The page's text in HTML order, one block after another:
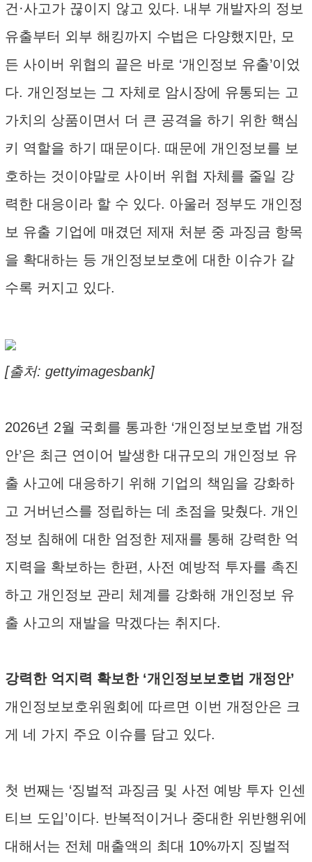
건·사고가 끊이지 않고 있다. 내부 개발자의 정보
유출부터 외부 해킹까지 수법은 다양했지만, 모
든 사이버 위협의 끝은 바로 ‘개인정보 유출’이었
다. 개인정보는 그 자체로 암시장에 유통되는 고
가치의 상품이면서 더 큰 공격을 하기 위한 핵심
키 역할을 하기 때문이다. 때문에 개인정보를 보
호하는 것이야말로 사이버 위협 자체를 줄일 강
력한 대응이라 할 수 있다. 아울러 정부도 개인정
보 유출 기업에 매겼던 제재 처분 중 과징금 항목
을 확대하는 등 개인정보보호에 대한 이슈가 갈
수록 커지고 있다.
[출처: gettyimagesbank]
2026년 2월 국회를 통과한 ‘개인정보보호법 개정
안’은 최근 연이어 발생한 대규모의 개인정보 유
출 사고에 대응하기 위해 기업의 책임을 강화하
고 거버넌스를 정립하는 데 초점을 맞췄다. 개인
정보 침해에 대한 엄정한 제재를 통해 강력한 억
지력을 확보하는 한편, 사전 예방적 투자를 촉진
하고 개인정보 관리 체계를 강화해 개인정보 유
출 사고의 재발을 막겠다는 취지다.
강력한 억지력 확보한 ‘개인정보보호법 개정안’
개인정보보호위원회에 따르면 이번 개정안은 크
게 네 가지 주요 이슈를 담고 있다.
첫 번째는 ‘징벌적 과징금 및 사전 예방 투자 인센
티브 도입’이다. 반복적이거나 중대한 위반행위에
대해서는 전체 매출액의 최대 10%까지 징벌적